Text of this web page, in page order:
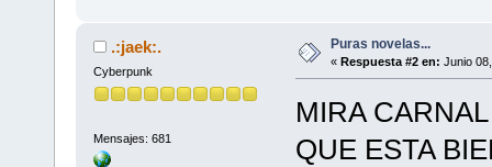
.:jaek:.
Cyberpunk
Mensajes: 681
Puras novelas...
« Respuesta #2 en: Junio
MIRA
QUE ESTA